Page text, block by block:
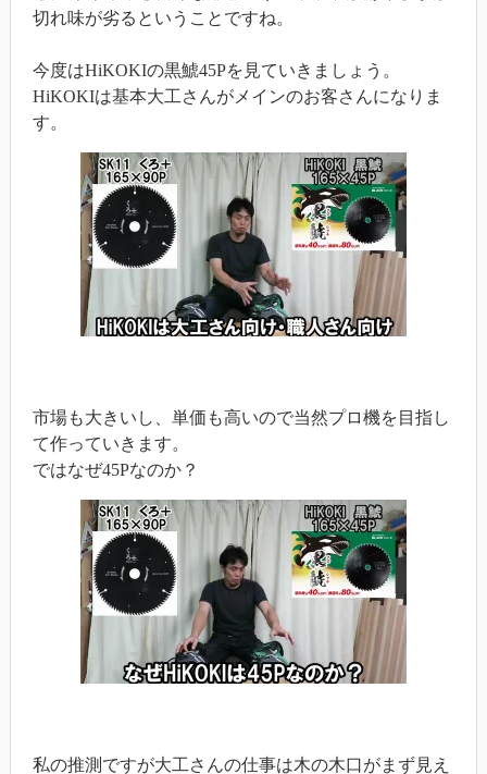
切れ味が劣るということですね。
今度はHiKOKIの黒鯱45Pを見ていきましょう。
HiKOKIは基本大工さんがメインのお客さんになりま
す。
市場も大きいし、単価も高いので当然プロ機を目指し
て作っていきます。
ではなぜ45Pなのか？
私の推測ですが大工さんの仕事は木の木口がまず見え